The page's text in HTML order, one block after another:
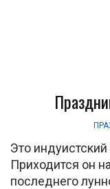
Это
Приходится он
последнего